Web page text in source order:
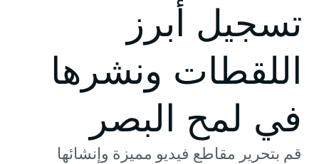
تسجيل أبرز
اللقطات ونشرها
في لمح البصر
قم بتحرير مقاطع فيديو مميزة وإنشائها